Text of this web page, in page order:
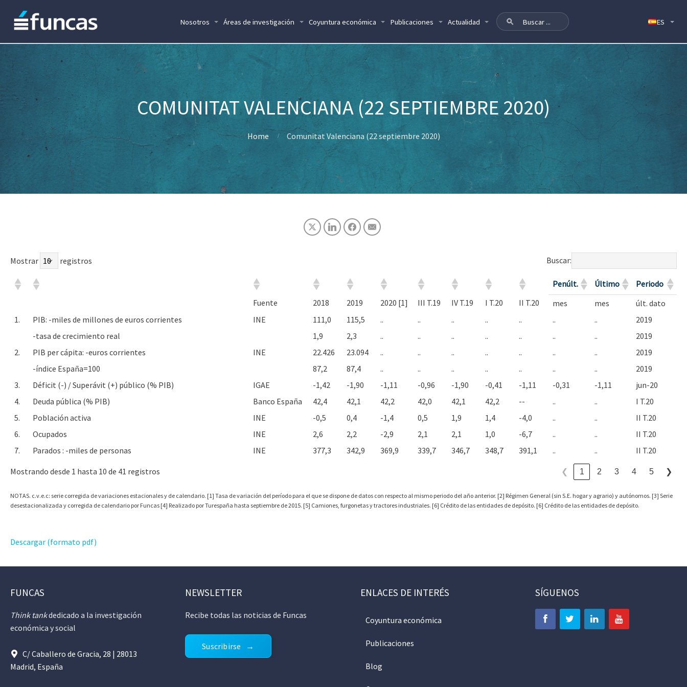
Nosotros Áreas de investigación Coyuntura económica Publicaciones Actualidad
COMUNITAT VALENCIANA (22 SEPTIEMBRE 2020)
Home Comunitat Valenciana (22 septiembre 2020)
Mostrar registros Buscar:
Penúlt. Último
Periodo
Fuente
2018 2019 2020 [1] III T.19 IV T.19 I T.20 II T.20 mes mes
últ. dato
1.
PIB: -miles de millones de euros corrientes INE 111,0 115,5 .. .. .. .. .. .. ..
2019
-tasa de crecimiento real
1,9 2,3 .. .. .. .. .. .. ..
2019
2.
PIB per cápita: -euros corrientes INE 22.426 23.094 .. .. .. .. .. .. ..
2019
-índice España=100
87,2 87,4 .. .. .. .. .. .. ..
2019
3.
Déficit (-) / Superávit (+) público (% PIB) IGAE -1,42 -1,90 -1,11 -0,96 -1,90 -0,41 -1,11 -0,31 -1,11
jun-20
4.
Deuda pública (% PIB) Banco España 42,4 42,1 42,2 42,0 42,1 42,2 -- .. ..
I T.20
5.
Población activa INE -0,5 0,4 -1,4 0,5 1,9 1,4 -4,0 .. ..
II T.20
6.
Ocupados INE 2,6 2,2 -2,9 2,1 2,1 1,0 -6,7 .. ..
II T.20
7.
Parados : -miles de personas INE 377,3 342,9 369,9 339,7 346,7 348,7 391,1 .. .. II T.20
Mostrando desde 1 hasta 10 de 41 registros ❮ 1 2 3 4 5 ❯
NOTAS. c.v.e.c: serie corregida de variaciones estacionales y de calendario. [1] Tasa de variación del período para el que se dispone de datos con respecto al mismo periodo del año anterior. [2] Régimen General (sin S.E. hogar y agrario) y autónomos. [3] Serie
desestacionalizada y corregida de calendario por Funcas [4] Realizado por Turespaña hasta septiembre de 2015. [5] Camiones, furgonetas y tractores industriales. [6] Crédito de las entidades de depósito. [6] Crédito de las entidades de depósito.
Descargar (formato pdf)
FUNCAS
Think tankdedicado a la investigación
económica y social
C/ Caballero de Gracia, 28 | 28013
Madrid, España
NEWSLETTER
Recibe todas las noticias de Funcas
Suscribirse
ENLACES DE INTERÉS
Coyuntura económica
Publicaciones
Blog
SÍGUENOS